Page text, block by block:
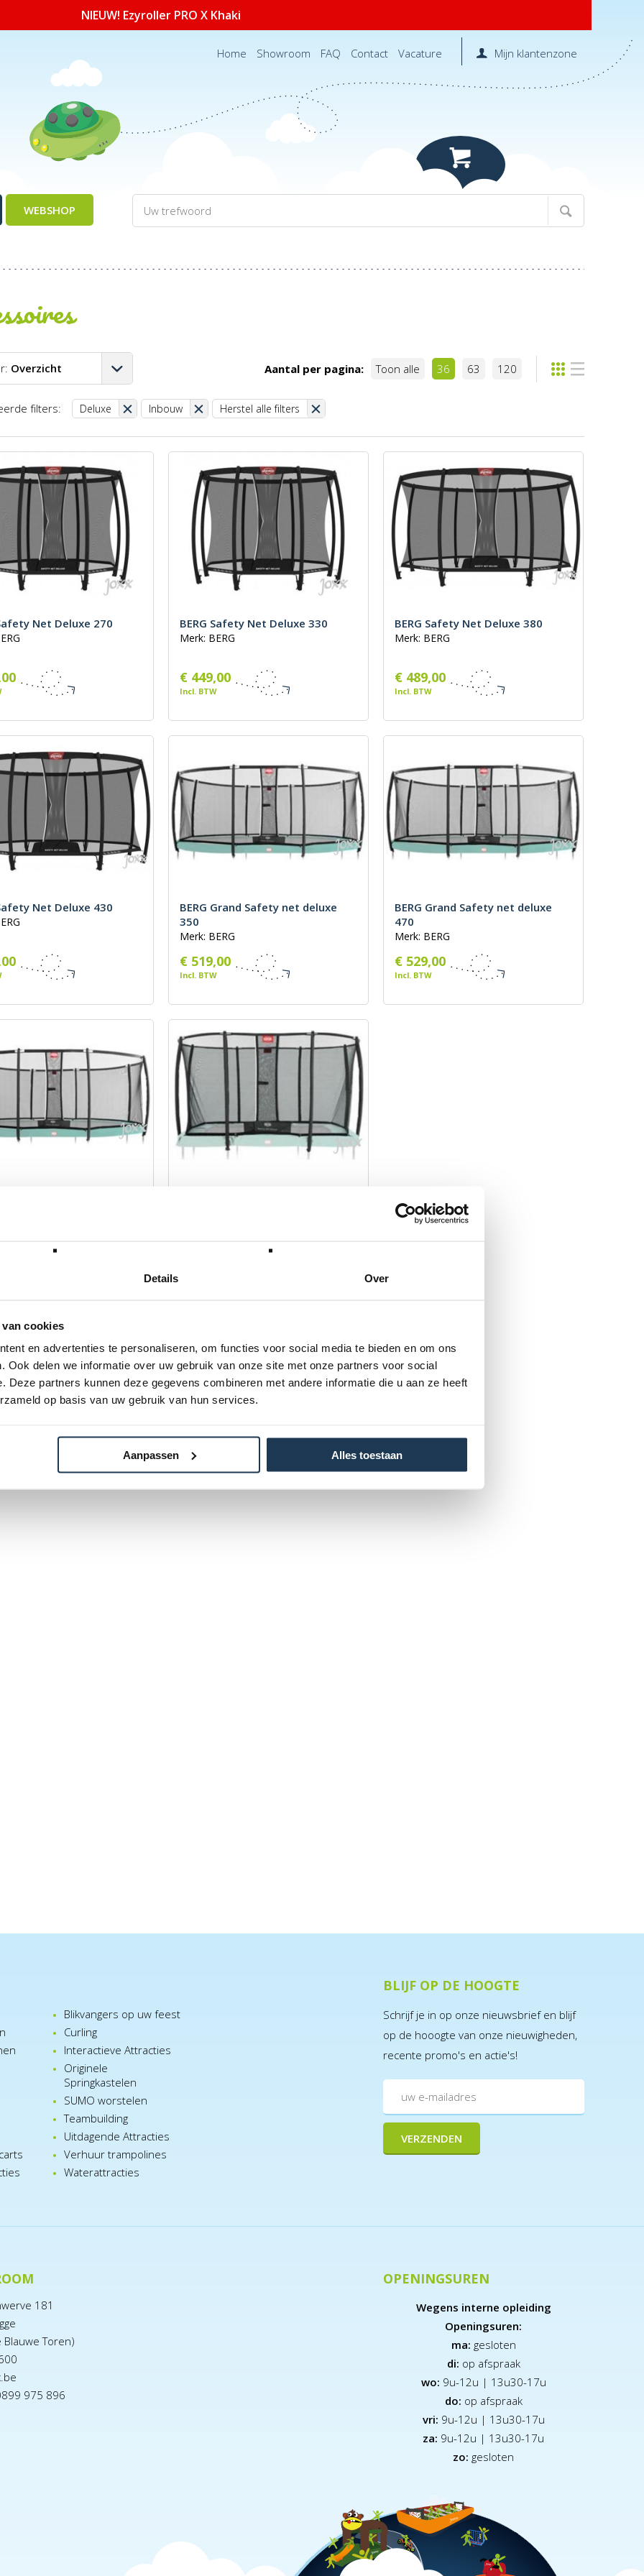
Details Over
cookies
en advertenties te personaliseren, om functies voor social media te bieden en om ons
Ook delen we informatie over uw gebruik van onze site met onze partners voor social
Deze partners kunnen deze gegevens combineren met andere informatie die u aan ze heeft
op basis van uw gebruik van hun services.
Aanpassen Alles toestaan
NIEUW! Ezyroller PRO X Khaki
Home Showroom FAQ Contact Vacature Mijn klantenzone
WEBSHOP
Overzicht
hoog
laag
Aantal per pagina: Toon alle 36 63 120
filters: Deluxe Inbouw Herstel alle filters
Net Deluxe 270 BERG Safety Net Deluxe 330
Merk: BERG
€ 449,00
Incl. BTW
BERG Safety Net Deluxe 380
Merk: BERG
€ 489,00
Incl. BTW
Net Deluxe 430
BERG Grand Safety net deluxe
350
Merk: BERG
€ 519,00
Incl. BTW
BERG Grand Safety net deluxe
470
Merk: BERG
€ 529,00
Incl. BTW
Blikvangers op uw feest
Curling
Interactieve Attracties
Originele
Springkastelen
SUMO worstelen
Teambuilding
Uitdagende Attracties
Verhuur trampolines
Waterattracties
BLIJF OP DE HOOGTE
Schrijf je in op onze nieuwsbrief en blijf
op de hooogte van onze nieuwigheden,
recente promo's en actie's!
181
Blauwe Toren)
975 896
OPENINGSUREN
Wegens interne opleiding
Openingsuren:
ma: gesloten
di: op afspraak
wo: 9u-12u | 13u30-17u
do: op afspraak
vri: 9u-12u | 13u30-17u
za: 9u-12u | 13u30-17u
zo: gesloten